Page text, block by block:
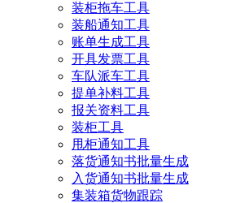
装柜拖车工具
装船通知工具
账单生成工具
开具发票工具
车队派车工具
提单补料工具
报关资料工具
装柜工具
甩柜通知工具
落货通知书批量生成
入货通知书批量生成
集装箱货物跟踪